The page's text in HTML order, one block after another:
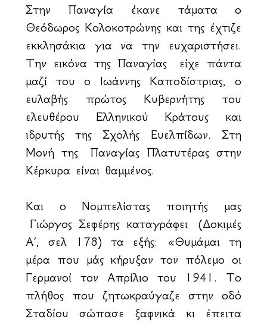
Στην Παναγία έκανε τάματα ο
Θεόδωρος Κολοκοτρώνης και της έχτιζε
εκκλησάκια για να την ευχαριστήσει.
Την εικόνα της Παναγίας είχε πάντα
μαζί του ο Ιωάννης Καποδίστριας, ο
ευλαβής πρώτος Κυβερνήτης του
ελευθέρου Ελληνικού Κράτους και
ιδρυτής της Σχολής Ευελπίδων. Στη
Μονή της Παναγίας Πλατυτέρας στην
Κέρκυρα είναι θαμμένος.
Και ο Νομπελίστας ποιητής μας
Γιώργος Σεφέρης καταγράφει (Δοκιμές
Α΄, σελ 178) τα εξής: «Θυμάμαι τη
μέρα που μάς κήρυξαν τον πόλεμο οι
Γερμανοί τον Απρίλιο του 1941. Το
πλήθος που ζητωκραύγαζε στην οδό
Σταδίου σώπασε ξαφνικά κι έπειτα